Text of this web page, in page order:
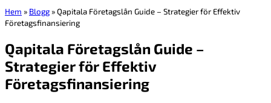
Hem » Blogg »Qapitala Företagslån Guide – Strategier för Effektiv
Företagsfinansiering
Qapitala Företagslån Guide –
Strategier för Effektiv
Företagsfinansiering